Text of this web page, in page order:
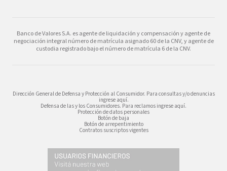
Banco de Valores S.A. es agente de liquidación y compensación y agente de
negociación integral número de matrícula asignado 60 de la CNV, y agente de
custodia registrado bajo el número de matrícula 6 de la CNV.
Dirección General de Defensa y Protección al Consumidor. Para consultas y/o denuncias
ingrese aquí.
Defensa de las y los Consumidores. Para reclamos ingrese aquí.
Protección de datos personales
Botón de baja
Botón de arrepentimiento
Contratos suscriptos vigentes